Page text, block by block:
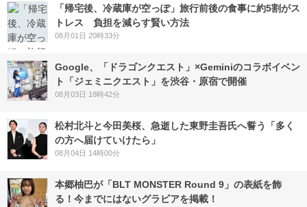
「帰宅後、冷蔵庫が空っぽ」旅行前後の食事に約5割がス
トレス 負担を減らす賢い方法
08月01日 20時33分
Google、「ドラゴンクエスト」×Geminiのコラボイベン
ト「ジェミニクエスト」を渋谷・原宿で開催
08月03日 18時42分
松村北斗と今田美桜、急逝した東野圭吾氏へ誓う「多く
の方へ届けていけたら」
08月04日 14時00分
本郷柚巴が「BLT MONSTER Round 9」の表紙を飾
る！今までにはないグラビアを掲載！